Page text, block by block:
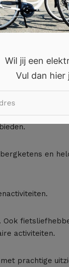
op een terras.
worden
en
activiteiten.
prachtige
Wil jij een
Vul dan hier